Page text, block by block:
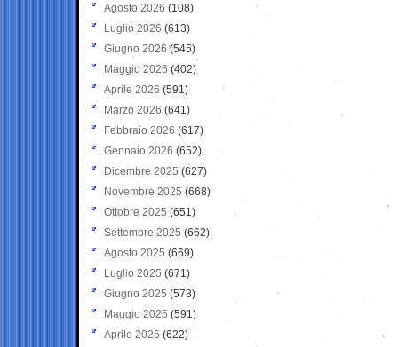
Agosto 2026 (108)
Luglio 2026 (613)
Giugno 2026 (545)
Maggio 2026 (402)
Aprile 2026 (591)
Marzo 2026 (641)
Febbraio 2026 (617)
Gennaio 2026 (652)
Dicembre 2025 (627)
Novembre 2025 (668)
Ottobre 2025 (651)
Settembre 2025 (662)
Agosto 2025 (669)
Luglio 2025 (671)
Giugno 2025 (573)
Maggio 2025 (591)
Aprile 2025 (622)